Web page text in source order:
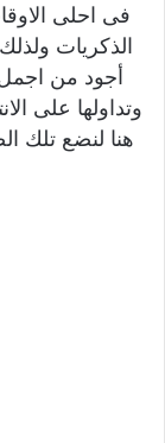
فى احلى
الذكريات
أجود من اجمل
وتداولها على
هنا لنضع تلك